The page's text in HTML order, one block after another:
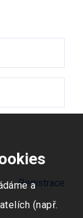
Registrace
a
(např.